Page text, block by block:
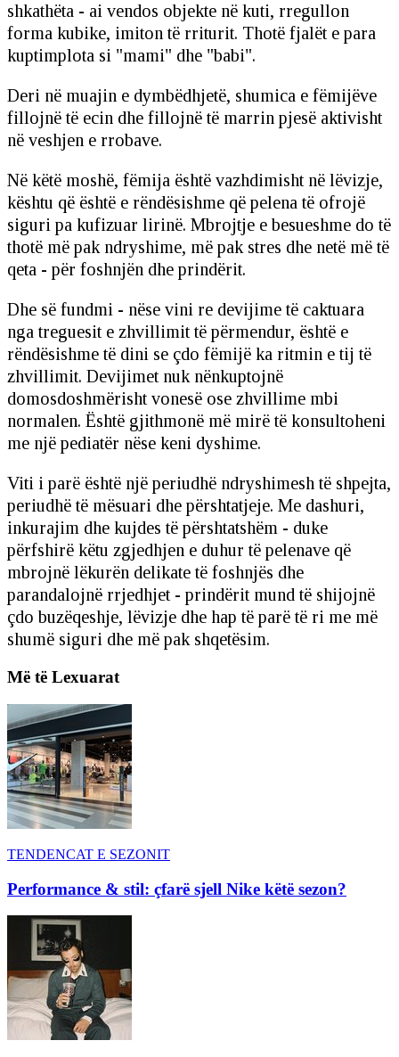
shkathëta - ai vendos objekte në kuti, rregullon
forma kubike, imiton të rriturit. Thotë fjalët e para
kuptimplota si "mami" dhe "babi".
Deri në muajin e dymbëdhjetë, shumica e fëmijëve
fillojnë të ecin dhe fillojnë të marrin pjesë aktivisht
në veshjen e rrobave.
Në këtë moshë, fëmija është vazhdimisht në lëvizje,
kështu që është e rëndësishme që pelena të ofrojë
siguri pa kufizuar lirinë. Mbrojtje e besueshme do të
thotë më pak ndryshime, më pak stres dhe netë më të
qeta - për foshnjën dhe prindërit.
Dhe së fundmi - nëse vini re devijime të caktuara
nga treguesit e zhvillimit të përmendur, është e
rëndësishme të dini se çdo fëmijë ka ritmin e tij të
zhvillimit. Devijimet nuk nënkuptojnë
domosdoshmërisht vonesë ose zhvillime mbi
normalen. Është gjithmonë më mirë të konsultoheni
me një pediatër nëse keni dyshime.
Viti i parë është një periudhë ndryshimesh të shpejta,
periudhë të mësuari dhe përshtatjeje. Me dashuri,
inkurajim dhe kujdes të përshtatshëm - duke
përfshirë këtu zgjedhjen e duhur të pelenave që
mbrojnë lëkurën delikate të foshnjës dhe
parandalojnë rrjedhjet - prindërit mund të shijojnë
çdo buzëqeshje, lëvizje dhe hap të parë të ri me më
shumë siguri dhe më pak shqetësim.
Më të Lexuarat
TENDENCAT E SEZONIT
Performance & stil: çfarë sjell Nike këtë sezon?